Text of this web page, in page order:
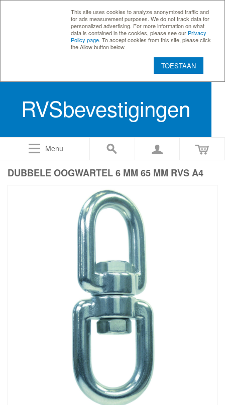
This site uses cookies to analyze anonymized traffic and
for ads measurement purposes. We do not track data for
personalized advertising. For more information on what
data is contained in the cookies, please see our Privacy
Policy page . To accept cookies from this site, please click
the Allow button below.
TOESTAAN
RVSbevestigingen
Menu
DUBBELE OOGWARTEL 6 MM 65 MM RVS A4